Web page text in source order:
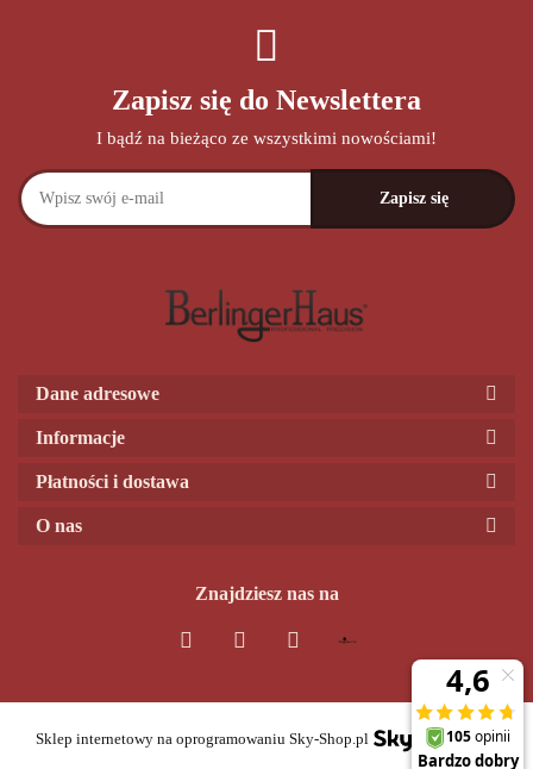
Zapisz się do Newslettera
I bądź na bieżąco ze wszystkimi nowościami!
Dane adresowe
Informacje
Płatności i dostawa
O nas
Znajdziesz nas na
Sklep internetowy na oprogramowaniu Sky-Shop.pl